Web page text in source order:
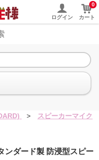
ログイン
0
カート
>
スピーカーマイク
ンダード製 防浸型スピー